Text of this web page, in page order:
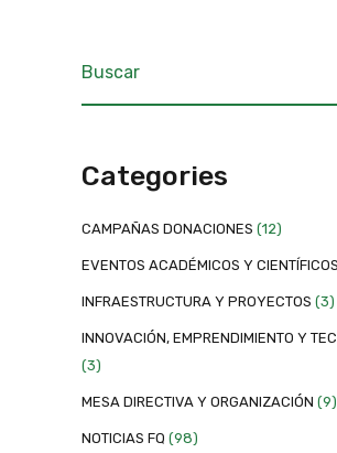
Categories
CAMPAÑAS DONACIONES (12)
EVENTOS ACADÉMICOS Y CIENTÍFICOS
INFRAESTRUCTURA Y PROYECTOS (3)
INNOVACIÓN, EMPRENDIMIENTO Y
(3)
MESA DIRECTIVA Y ORGANIZACIÓN (9)
NOTICIAS FQ (98)